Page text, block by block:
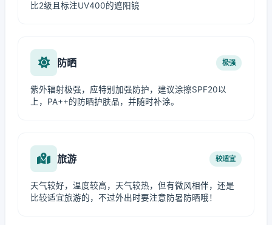
比2级且标注UV400的遮阳镜
防晒 极强
紫外辐射极强，应特别加强防护，建议涂擦SPF20以
上，PA++的防晒护肤品，并随时补涂。
旅游 较适宜
天气较好，温度较高，天气较热，但有微风相伴，还是
比较适宜旅游的，不过外出时要注意防暑防晒哦！